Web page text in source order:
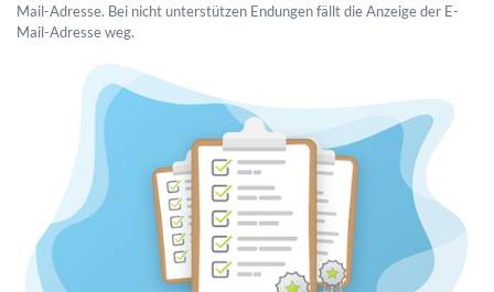
Mail-Adresse. Bei nicht unterstützen Endungen fällt die Anzeige der E-
Mail-Adresse weg.